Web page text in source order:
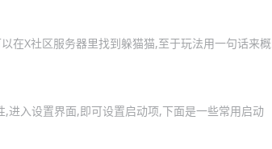
在X社区服务器里找到躲猫猫,至于玩法用一句话来概
入设置界面,即可设置启动项,下面是一些常用启动